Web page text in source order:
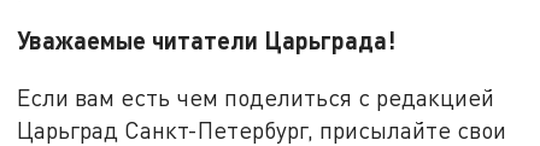
Уважаемые читатели Царьграда!
Если вам есть чем поделиться с редакцией
Царьград Санкт-Петербург, присылайте свои